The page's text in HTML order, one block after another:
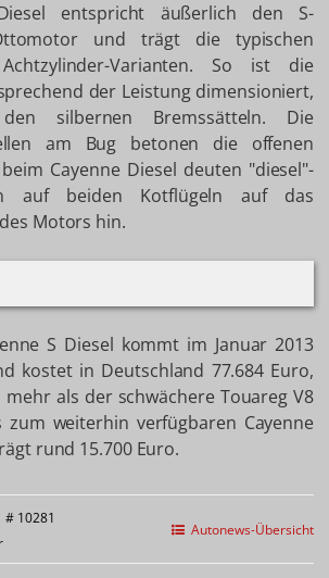
entspricht äußerlich den S-
und trägt die typischen
Varianten. So ist die
der Leistung dimensioniert,
silbernen Bremssätteln. Die
am Bug betonen die offenen
Cayenne Diesel deuten "diesel"-
auf beiden Kotflügeln auf das
Motors hin.
S Diesel kommt im Januar 2013
kostet in Deutschland 77.684 Euro,
mehr als der schwächere Touareg V8
zum weiterhin verfügbaren Cayenne
rund 15.700 Euro.
Autonews-Übersicht
# 10281